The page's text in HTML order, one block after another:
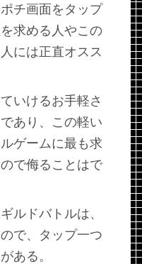
チ画面をタップ
求める人やこの
には正直オスス
いけるお手軽さ
あり、この軽い
ゲームに最も求
で侮ることはで
ルドバトルは、
で、タップ一つ
ある。